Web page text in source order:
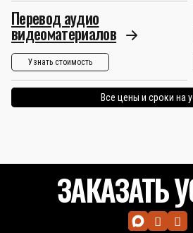
Перевод аудио
видеоматериалов
Узнать стоимость
Все цены и сроки на
ЗАКАЗАТЬ